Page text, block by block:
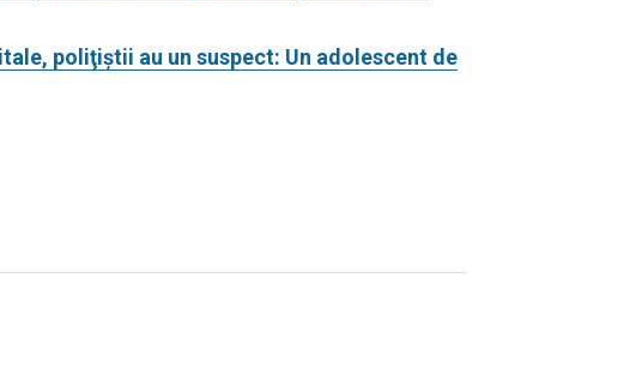
poliţiştii au un suspect: Un adolescent de